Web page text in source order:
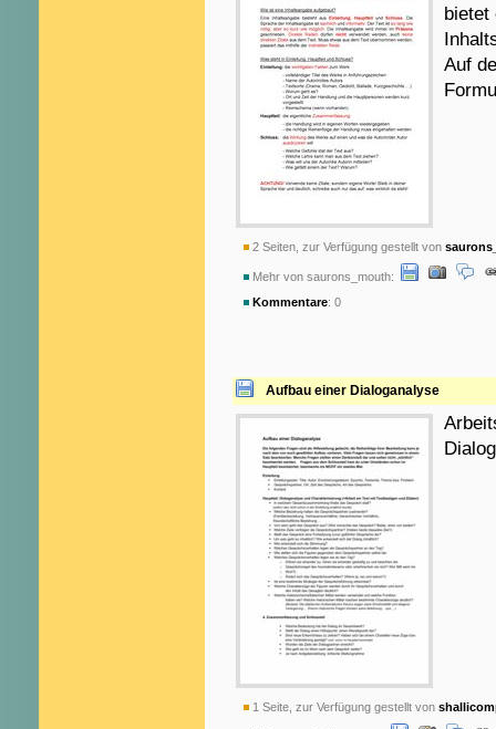
bietet
Auf
2 Seiten, zur Verfügung gestellt von
Mehr von saurons_mouth:
Kommentare: 0
Aufbau einer Dialoganalyse
1 Seite, zur Verfügung gestellt von